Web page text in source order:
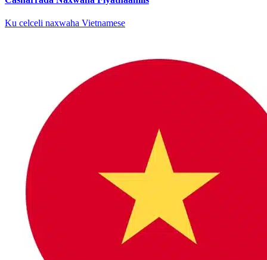
Ku celceli naxwaha Vietnamese